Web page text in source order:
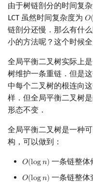
索
OI Wiki 不是什么
格式手册
F.A.Q.
镜像站列表
学习路线
学习资源
出题
命令行
命令行编译与调试
WSL (Windows 10)
Special Judge
Polygon
C++ 进阶
C++ 与其他常用语言的区
Python 速成
Java 速成
模拟
递归 & 分治
排序
前缀和 & 差分
倍增
双向搜索
启发式搜索
迭代加深搜索
IDA*
Dancing Links
背包 DP
区间 DP
树形 DP
状压 DP
插头 DP
字符串匹配
字符串哈希
前缀函数与 KMP 算法
Boyer–Moore 算法
AC 自动机
位操作
二进制集合操作
快速幂
置换和排列
复数
左偏树
树分块
Sqrt Tree
猫树
区间最值操作 & 区间历
值
Kinetic Tournament Tree
WBLT
替罪羊树
Size Balanced Tree
AVL 树
左偏红黑树
可持久化平衡树
可持久化字典树
树状数组套权值线段树
分块套树状数组
查询
例题
DFS（图论）
BFS（图论）
有向无环图
拓扑排序
生成树问题
距离
Pick 定理
凸包
扫描线
半平面交
离线算法
分数规划
悬线法
有限状态自动机
字节顺序
线段树与离线询问
由于树链剖分的时间复
LCT 虽然时间复杂度为 𝑂
O(
链剖分还慢．那么有什
小的方法呢？这个时候
全局平衡二叉树实际上
树维护一条重链．但是
中每个二叉树的根连向
样．但全局平衡二叉树
形态不变．
全局平衡二叉树是一种
构，可以做到：
𝑂(log𝑛)
O(logn) 一条链整体
O(logn) 一条链整体